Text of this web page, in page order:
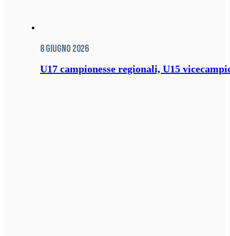
8 Giugno 2026
U17 campionesse regionali, U15